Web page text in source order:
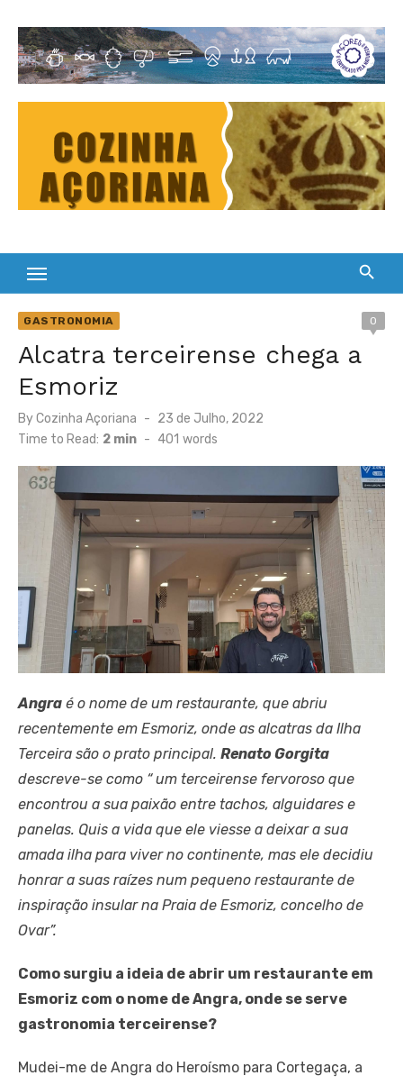
content
Cultura Gastronómica dos Açores
GASTRONOMIA 0
Alcatra terceirense chega a
Esmoriz
ByCozinha Açoriana
Posted
on
23 de Julho, 2022
Time to Read: 2 min - 401 words
Angra é o nome de um restaurante, que abriu
recentemente em Esmoriz, onde as alcatras da Ilha
Terceira são o prato principal. Renato Gorgita
descreve-se como “ um terceirense fervoroso que
encontrou a sua paixão entre tachos, alguidares e
panelas. Quis a vida que ele viesse a deixar a sua
amada ilha para viver no continente, mas ele decidiu
honrar a suas raízes num pequeno restaurante de
inspiração insular na Praia de Esmoriz, concelho de
Ovar”.
Como surgiu a ideia de abrir um restaurante em
Esmoriz com o nome de Angra, onde se serve
gastronomia terceirense?
Mudei-me de Angra do Heroísmo para Cortegaça, a